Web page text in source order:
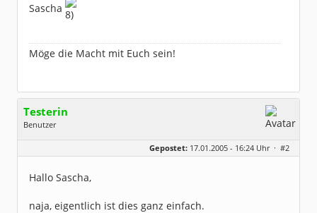
Sascha
Möge die Macht mit Euch sein!
Testerin
Benutzer
Dabei seit:
06 / 2004
Gepostet: 17.01.2005 - 16:24 Uhr · #2
Hallo Sascha,
naja, eigentlich ist dies ganz einfach.